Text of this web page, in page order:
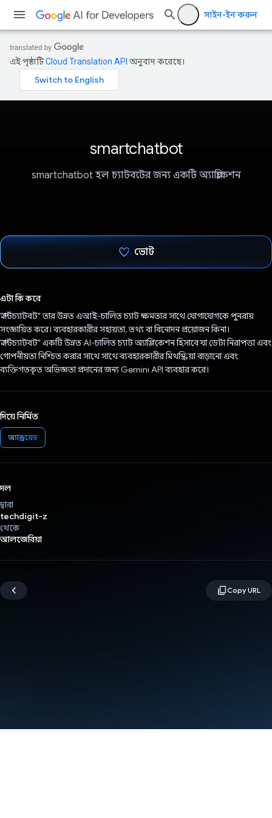
সাইন-ইন করুন
এই পৃষ্ঠাটিCloud Translation API অনুবাদ করেছে।
smartchatbot
smartchatbot হল চ্যাটবটের জন্য একটি অ্যাপ্লিকেশন
ভোট
এটা কি করে
"স্মার্টচ্যাটবট" তার উন্নত এআই-চালিত চ্যাট ক্ষমতার সাথে যোগাযোগকে পুনরায়
সংজ্ঞায়িত করে। ব্যবহারকারীর সহায়তা, তথ্য বা বিনোদন প্রয়োজন কিনা।
"স্মার্টচ্যাটবট" একটি উন্নত AI-চালিত চ্যাট অ্যাপ্লিকেশন হিসাবে যা ডেটা নিরাপত্তা এবং
গোপনীয়তা নিশ্চিত করার সাথে সাথে ব্যবহারকারীর মিথস্ক্রিয়া বাড়ানো এবং
ব্যক্তিগতকৃত অভিজ্ঞতা প্রদানের জন্য Gemini API ব্যবহার করে।
দিয়ে নির্মিত
অ্যান্ড্রয়েড
দল
দ্বারা
techdigit-z
থেকে
আলজেরিয়া